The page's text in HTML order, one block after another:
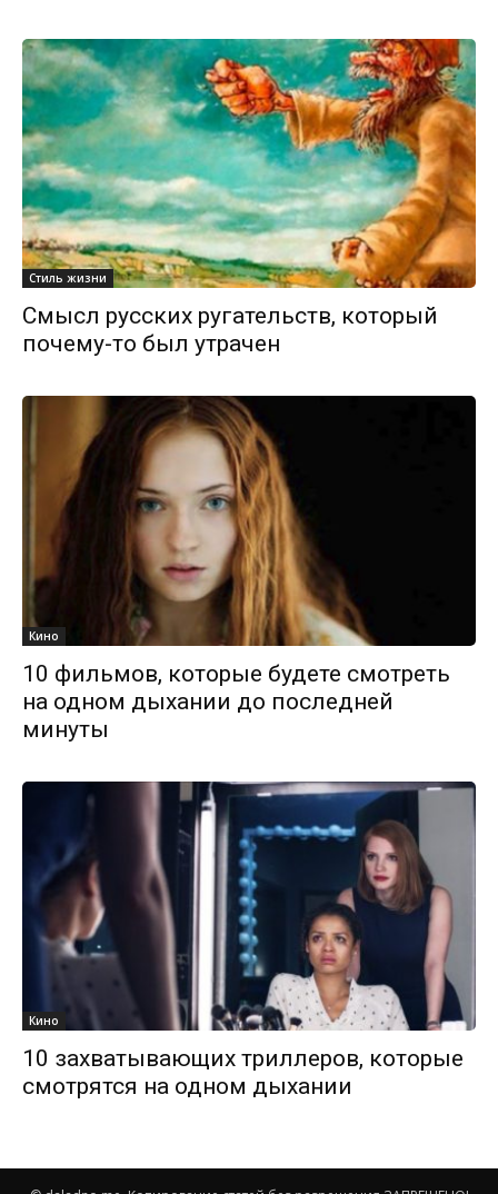
Стиль жизни
Смысл русских ругательств, который
почему-то был утрачен
Кино
10 фильмов, которые будете смотреть
на одном дыхании до последней
минуты
Кино
10 захватывающих триллеров, которые
смотрятся на одном дыхании